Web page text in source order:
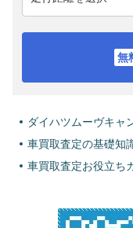
ダイハツムーヴキャ
車買取査定の基礎知
車買取査定お役立ち